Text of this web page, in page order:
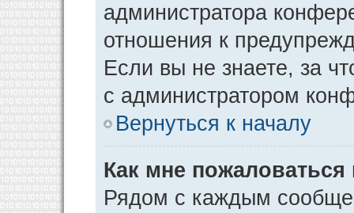
администратора
отношения к
Если вы не знаете, за
с администратором
Вернуться к началу
Как мне
Рядом с каждым